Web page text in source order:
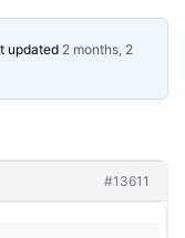
updated 2 months, 2
#13611